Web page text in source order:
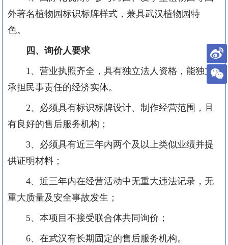
外著名植物园标识标牌样式，兼具武汉植物园特
色。
四、询价人要求
1、营业执照齐全，具有独立法人资格，能独立
承担民事责任的经济实体。
2、必须具有标识标牌设计、制作经营范围，且
有良好的售后服务机构；
3、必须具有近三年内两个及以上类似业绩并提
供证明材料；
4、近三年内在经营活动中无重大违法记录，无
重大质量及安全事故发生；
5、本项目不接受联合体共同询价；
6、在武汉有长期固定的售后服务机构。